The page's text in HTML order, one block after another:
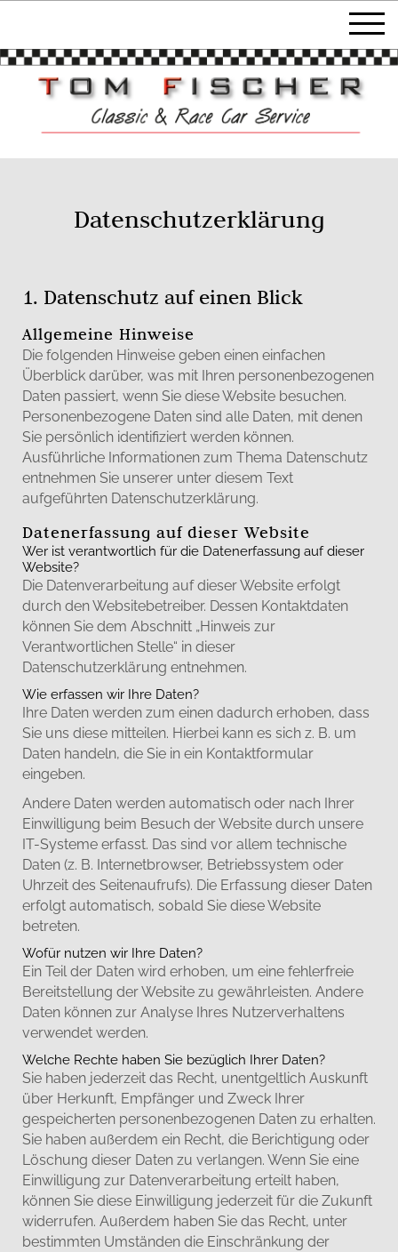
Datenschutzerklärung
1. Datenschutz auf einen Blick
Allgemeine Hinweise
Die folgenden Hinweise geben einen einfachen
Überblick darüber, was mit Ihren personenbezogenen
Daten passiert, wenn Sie diese Website besuchen.
Personenbezogene Daten sind alle Daten, mit denen
Sie persönlich identifiziert werden können.
Ausführliche Informationen zum Thema Datenschutz
entnehmen Sie unserer unter diesem Text
aufgeführten Datenschutzerklärung.
Datenerfassung auf dieser Website
Wer ist verantwortlich für die Datenerfassung auf dieser
Website?
Die Datenverarbeitung auf dieser Website erfolgt
durch den Websitebetreiber. Dessen Kontaktdaten
können Sie dem Abschnitt „Hinweis zur
Verantwortlichen Stelle“ in dieser
Datenschutzerklärung entnehmen.
Wie erfassen wir Ihre Daten?
Ihre Daten werden zum einen dadurch erhoben, dass
Sie uns diese mitteilen. Hierbei kann es sich z. B. um
Daten handeln, die Sie in ein Kontaktformular
eingeben.
Andere Daten werden automatisch oder nach Ihrer
Einwilligung beim Besuch der Website durch unsere
IT-Systeme erfasst. Das sind vor allem technische
Daten (z. B. Internetbrowser, Betriebssystem oder
Uhrzeit des Seitenaufrufs). Die Erfassung dieser Daten
erfolgt automatisch, sobald Sie diese Website
betreten.
Wofür nutzen wir Ihre Daten?
Ein Teil der Daten wird erhoben, um eine fehlerfreie
Bereitstellung der Website zu gewährleisten. Andere
Daten können zur Analyse Ihres Nutzerverhaltens
verwendet werden.
Welche Rechte haben Sie bezüglich Ihrer Daten?
Sie haben jederzeit das Recht, unentgeltlich Auskunft
über Herkunft, Empfänger und Zweck Ihrer
gespeicherten personenbezogenen Daten zu erhalten.
Sie haben außerdem ein Recht, die Berichtigung oder
Löschung dieser Daten zu verlangen. Wenn Sie eine
Einwilligung zur Datenverarbeitung erteilt haben,
können Sie diese Einwilligung jederzeit für die Zukunft
widerrufen. Außerdem haben Sie das Recht, unter
bestimmten Umständen die Einschränkung der